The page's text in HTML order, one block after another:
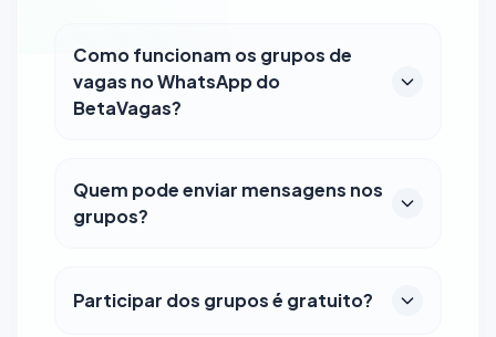
Como funcionam os grupos de
vagas no WhatsApp do
BetaVagas?
Quem pode enviar mensagens nos
grupos?
Participar dos grupos é gratuito?